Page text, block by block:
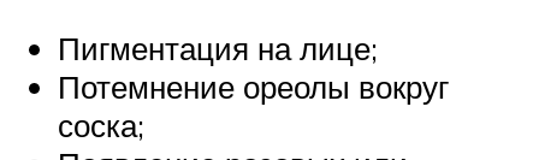
Пигментация на лице;
Потемнение ореолы вокруг
соска;